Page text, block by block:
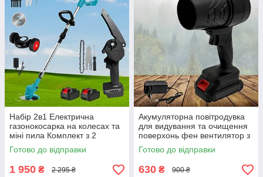
Набір 2в1 Електрична
газонокосарка на колесах та
міні пила Комплект з 2
акумуляторами для догляду
за садом
Готово до відправки
1 950 ₴ 2 295 ₴
Акумуляторна повітродувка
для видування та очищення
поверхонь фен вентилятор з
1 акумулятором для дому та
авто
Готово до відправки
630 ₴ 900 ₴